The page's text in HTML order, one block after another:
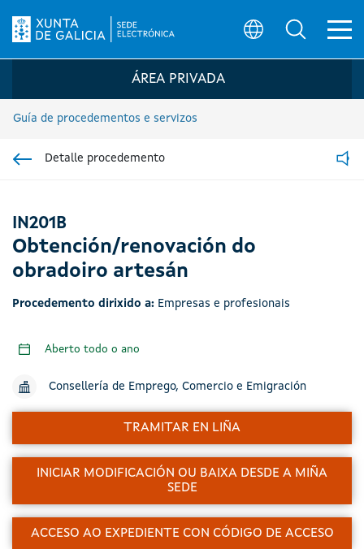
Logo da Sede electrónica da Xunta de
ÁREA PRIVADA
Guía de procedementos e servizos
Detalle procedemento
IN201B
Obtención/renovación do
obradoiro artesán
Procedemento dirixido a: Empresas e profesionais
Aberto todo o ano
Consellería de Emprego, Comercio e Emigración
TRAMITAR EN LIÑA
INICIAR MODIFICACIÓN OU BAIXA DESDE A MIÑA
SEDE
ACCESO AO EXPEDIENTE CON CÓDIGO DE ACCESO